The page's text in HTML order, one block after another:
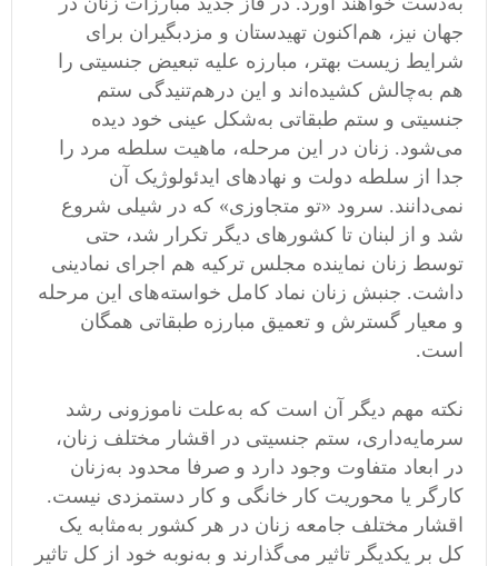
جهان نیز، هم‌اکنون تهیدستان و مزدبگیران برای
شرایط زیست بهتر، مبارزه علیه تبعیض جنسیتی را
هم به‌چالش کشیده‌اند و این درهمتنیدگی ستم
جنسیتی و ستم طبقاتی به‌شکل عینی خود دیده
می‌شود. زنان در این مرحله، ماهیت سلطه‌ مرد را
جدا از سلطه‌ دولت و نهادهای ایدئولوژیک آن
نمی‌دانند. سرود «تو متجاوزی» که در شیلی شروع
شد و از لبنان تا کشورهای دیگر تکرار شد، حتی
توسط زنان نماینده مجلس ترکیه هم اجرای نمادینی
داشت. جنبش زنان نماد کامل خواسته‌های این مرحله
و معیار گسترش و تعمیق مبارزه طبقاتی همگان
است.
نکته‌ مهم دیگر آن است که به‌علت ناموزونی رشد
سرمایه‌داری، ستم جنسیتی در اقشار مختلف زنان،
در ابعاد متفاوت وجود دارد و صرفا محدود به‌زنان
کارگر یا محوریت کار خانگی و کار دستمزدی نیست.
اقشار مختلف جامعه زنان در هر کشور به‌مثابه یک
کل بر یکدیگر تاثیر می‌گذارند و به‌نوبه خود از کل تاثیر